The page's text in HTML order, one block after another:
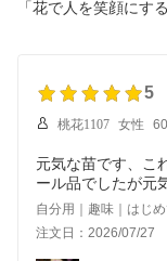
「花で人を笑顔にす
5
桃花1107 女性
元気な苗です、こ
ール品でしたが元
自分用｜趣味｜はじ
注文日：2026/07/27